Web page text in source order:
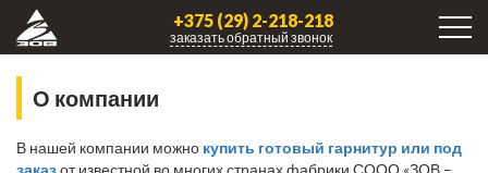
+375 (29) 2-218-218
заказать обратный звонок
О компании
В нашей компании можно купить готовый гарнитур или под